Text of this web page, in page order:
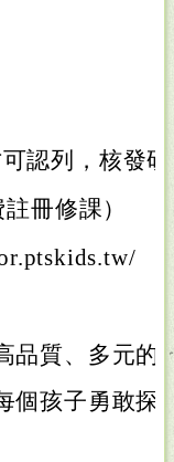
認列，核發
冊修課）
品質、多元的
個孩子勇敢探